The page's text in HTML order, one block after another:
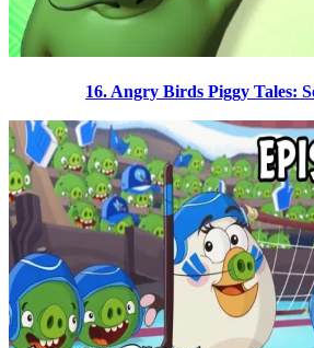
16. Angry Birds Piggy Tales: